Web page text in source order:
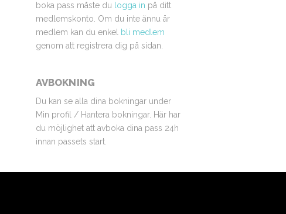
boka pass måste du logga in på ditt
medlemskonto. Om du inte ännu är
medlem kan du enkel bli medlem
genom att registrera dig på sidan.
AVBOKNING
Du kan se alla dina bokningar under
Min profil / Hantera bokningar. Här har
du möjlighet att avboka dina pass 24h
innan passets start.